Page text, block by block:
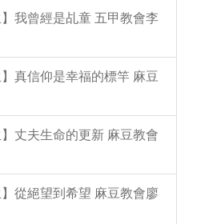
我曾經是乩童 五甲教會李
真信仰是幸福的標竿 麻豆
丈夫生命的更新 麻豆教會
從絕望到希望 麻豆教會廖